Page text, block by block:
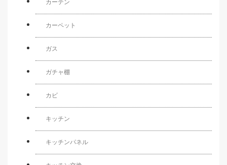
カーテン
カーペット
ガス
ガチャ棚
カビ
キッチン
キッチンパネル